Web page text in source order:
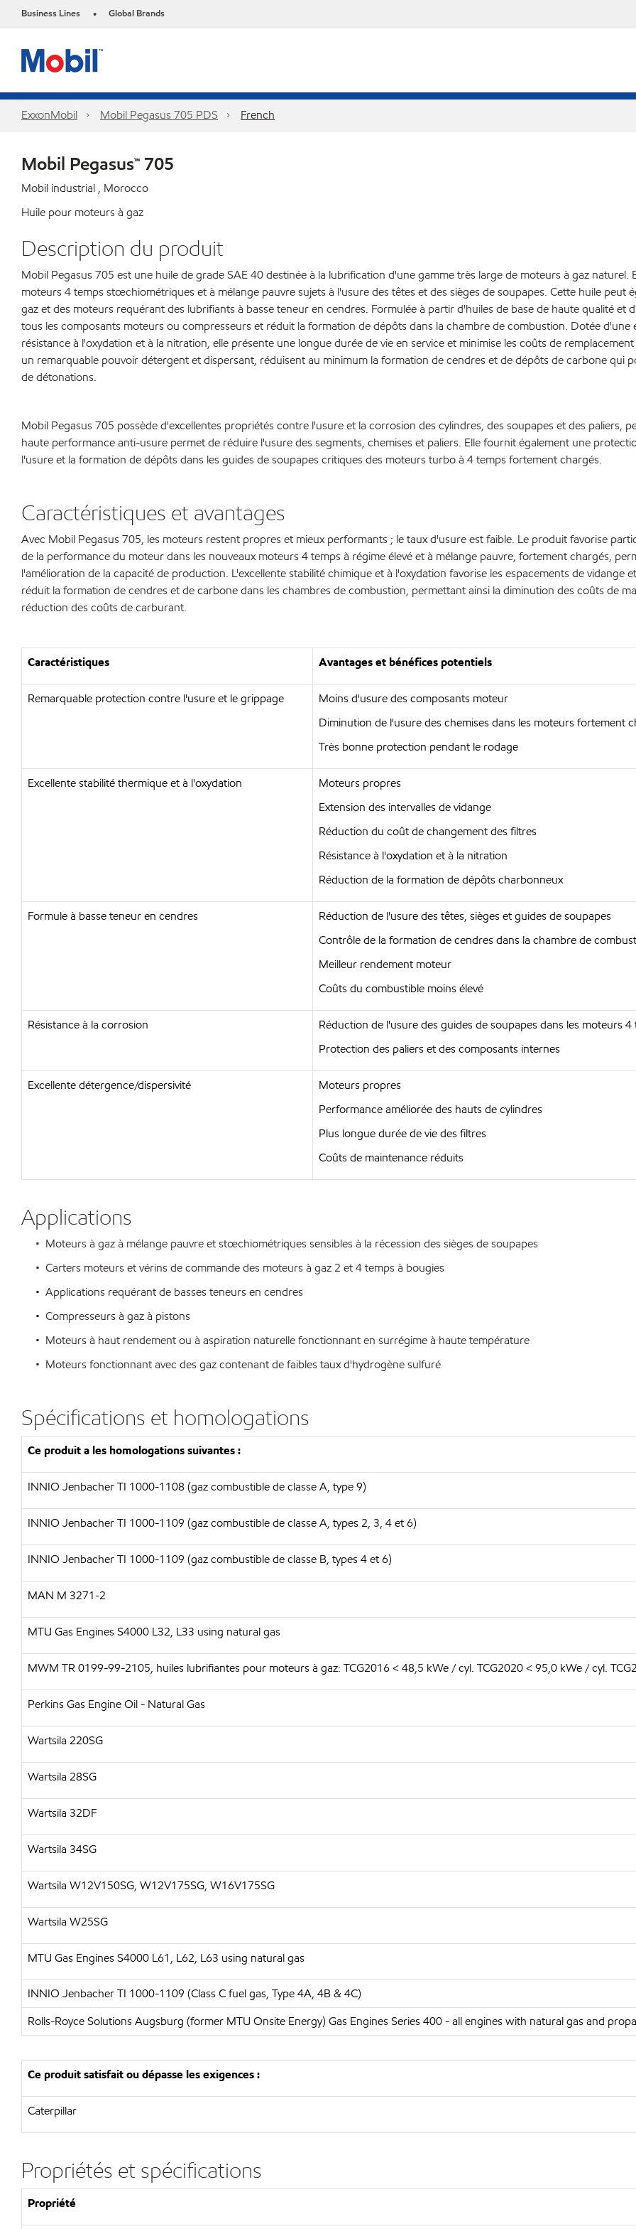
Business Lines • Global Brands
ExxonMobil Mobil Pegasus 705 PDS French
Mobil Pegasus™ 705
Mobil industrial , Morocco
Huile pour moteurs à gaz
Description du produit
Mobil Pegasus 705 est une huile de grade SAE 40 destinée à la lubrification d'une gamme très large de moteurs à gaz
moteurs 4 temps stœchiométriques et à mélange pauvre sujets à l'usure des têtes et des sièges de soupapes. Cette huile peut
gaz et des moteurs requérant des lubrifiants à basse teneur en cendres. Formulée à partir d'huiles de base de haute qualité et
tous les composants moteurs ou compresseurs et réduit la formation de dépôts dans la chambre de combustion. Dotée
résistance à l'oxydation et à la nitration, elle présente une longue durée de vie en service et minimise les coûts de
un remarquable pouvoir détergent et dispersant, réduisent au minimum la formation de cendres et de dépôts de carbone qui
de détonations.
Mobil Pegasus 705 possède d'excellentes propriétés contre l'usure et la corrosion des cylindres, des soupapes et des paliers,
haute performance anti-usure permet de réduire l'usure des segments, chemises et paliers. Elle fournit également une
l'usure et la formation de dépôts dans les guides de soupapes critiques des moteurs turbo à 4 temps fortement chargés.
Caractéristiques et avantages
Avec Mobil Pegasus 705, les moteurs restent propres et mieux performants ; le taux d'usure est faible. Le produit favorise
de la performance du moteur dans les nouveaux moteurs 4 temps à régime élevé et à mélange pauvre, fortement chargés,
l'amélioration de la capacité de production. L'excellente stabilité chimique et à l'oxydation favorise les espacements de
réduit la formation de cendres et de carbone dans les chambres de combustion, permettant ainsi la diminution des coûts de
réduction des coûts de carburant.
Caractéristiques Avantages et bénéfices potentiels
Remarquable protection contre l'usure et le grippage
Moins d'usure des composants moteur
Diminution de l'usure des chemises dans les moteurs fortement
Très bonne protection pendant le rodage
Excellente stabilité thermique et à l'oxydation
Moteurs propres
Extension des intervalles de vidange
Réduction du coût de changement des filtres
Résistance à l'oxydation et à la nitration
Réduction de la formation de dépôts charbonneux
Formule à basse teneur en cendres
Réduction de l'usure des têtes, sièges et guides de soupapes
Contrôle de la formation de cendres dans la chambre de
Meilleur rendement moteur
Coûts du combustible moins élevé
Résistance à la corrosion
Réduction de l'usure des guides de soupapes dans les moteurs 4
Protection des paliers et des composants internes
Excellente détergence/dispersivité
Moteurs propres
Performance améliorée des hauts de cylindres
Plus longue durée de vie des filtres
Coûts de maintenance réduits
Applications
• Moteurs à gaz à mélange pauvre et stœchiométriques sensibles à la récession des sièges de soupapes
• Carters moteurs et vérins de commande des moteurs à gaz 2 et 4 temps à bougies
• Applications requérant de basses teneurs en cendres
• Compresseurs à gaz à pistons
• Moteurs à haut rendement ou à aspiration naturelle fonctionnant en surrégime à haute température
• Moteurs fonctionnant avec des gaz contenant de faibles taux d'hydrogène sulfuré
Spécifications et homologations
Ce produit a les homologations suivantes :
INNIO Jenbacher TI 1000-1108 (gaz combustible de classe A, type 9)
INNIO Jenbacher TI 1000-1109 (gaz combustible de classe A, types 2, 3, 4 et 6)
INNIO Jenbacher TI 1000-1109 (gaz combustible de classe B, types 4 et 6)
MAN M 3271-2
MTU Gas Engines S4000 L32, L33 using natural gas
MWM TR 0199-99-2105, huiles lubrifiantes pour moteurs à gaz: TCG2016 < 48,5 kWe / cyl. TCG2020 < 95,0 kWe / cyl.
Perkins Gas Engine Oil - Natural Gas
Wartsila 220SG
Wartsila 28SG
Wartsila 32DF
Wartsila 34SG
Wartsila W12V150SG, W12V175SG, W16V175SG
Wartsila W25SG
MTU Gas Engines S4000 L61, L62, L63 using natural gas
INNIO JenbacherTI 1000-1109 (Class C fuel gas, Type 4A, 4B & 4C)
Rolls-Royce Solutions Augsburg (former MTU Onsite Energy) Gas Engines Series 400 - all engines with natural gas and
Ce produit satisfait ou dépasse les exigences :
Caterpillar
Propriétés et spécifications
Propriété